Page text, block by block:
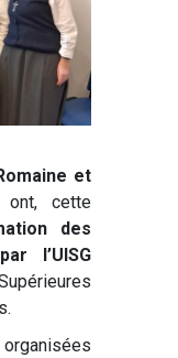
et
cette
des
l’UISG